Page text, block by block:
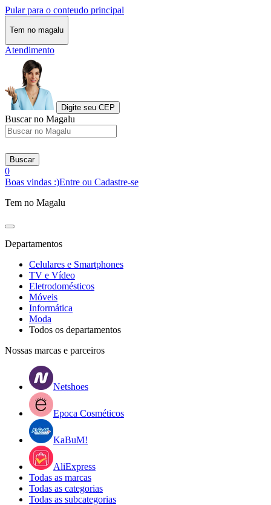
Pular para o conteudo principal
Tem no magalu
Atendimento
Digite seu CEP
Buscar no Magalu
Buscar
0
Boas vindas :)Entre ou Cadastre-se
Tem no Magalu
Departamentos
Celulares e Smartphones
TV e Vídeo
Eletrodomésticos
Móveis
Informática
Moda
Todos os departamentos
Nossas marcas e parceiros
Netshoes
Epoca Cosméticos
KaBuM!
AliExpress
Todas as marcas
Todas as categorias
Todas as subcategorias